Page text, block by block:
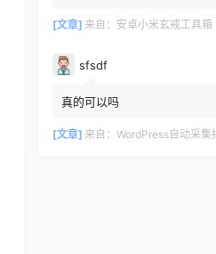
[文章] 来自： 安卓小米玄戒工具箱
sfsdf
真的可以吗
[文章] 来自： WordPress自动采集插件WP-